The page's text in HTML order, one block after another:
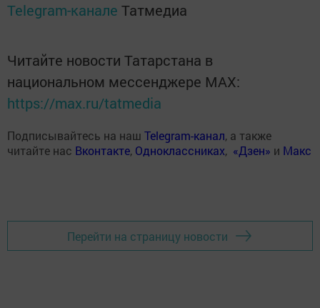
Telegram-канале Татмедиа
Читайте новости Татарстана в
национальном мессенджере MАХ:
https://max.ru/tatmedia
Подписывайтесь на наш Telegram-канал, а также
читайте нас Вконтакте, Одноклассниках, «Дзен» и Макс
Перейти на страницу новости